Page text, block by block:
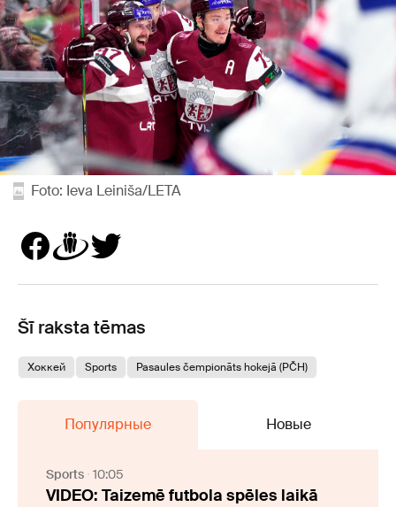
Foto: Ieva Leiniša/LETA
Šī raksta tēmas
Хоккей Sports Pasaules čempionāts hokejā (PČH)
Популярные Новые
Sports 10:05
VIDEO: Taizemē futbola spēles laikā